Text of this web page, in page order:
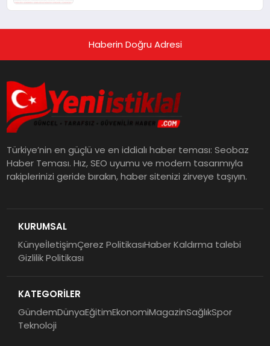
Haberin Doğru Adresi
Türkiye’nin en güçlü ve en iddialı haber teması: Seobaz
Haber Teması. Hız, SEO uyumu ve modern tasarımıyla
rakiplerinizi geride bırakın, haber sitenizi zirveye taşıyın.
KURUMSAL
KünyeİletişimÇerez PolitikasıHaber Kaldırma talebi
Gizlilik Politikası
KATEGORİLER
GündemDünyaEğitimEkonomiMagazinSağlıkSpor
Teknoloji